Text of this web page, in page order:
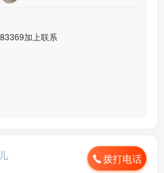
加上联系
拨打电话